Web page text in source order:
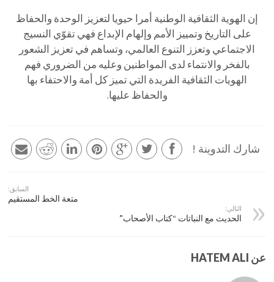
إن الهوية الثقافية الوطنية أمرا حيويا لتعزيز الوحدة والحفاظ
على التاريخ وتمييز الأمم وإلهام الإبداع فهي تقوّي النسيج
الاجتماعي وتعزز التنوع العالمي، وتساهم في تعزيز الشعور
بالفخر والانتماء لدى المواطنين وعليه من الضروري فهم
الهويات الثقافية الفريدة التي تميز كل أمة والاحتفاء بها
والحفاظ عليها.
شارك التدوينة !
السابق:
متعة الخط المستقيم
التالي:
الحديث مع النباتات “كتاب الأصحاب”
عن HATEM ALI